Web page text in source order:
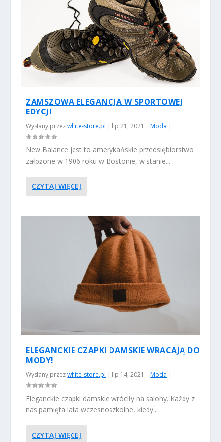
ZAMSZOWA ELEGANCJA W SPORTOWEJ
EDYCJI
Wysłany przezwhite-store.pl | lip 21, 2021 |Moda |
New Balance jest to amerykańskie przedsiębiorstwo
założone w 1906 roku w Bostonie, w stanie...
CZYTAJ WIĘCEJ
ELEGANCKIE CZAPKI DAMSKIE WRACAJĄ DO
MODY!
Wysłany przezwhite-store.pl | lip 14, 2021 |Moda |
Eleganckie czapki damskie wróciły na salony. Każdy z
nas pamięta lata wczesnoszkolne, kiedy...
CZYTAJ WIĘCEJ